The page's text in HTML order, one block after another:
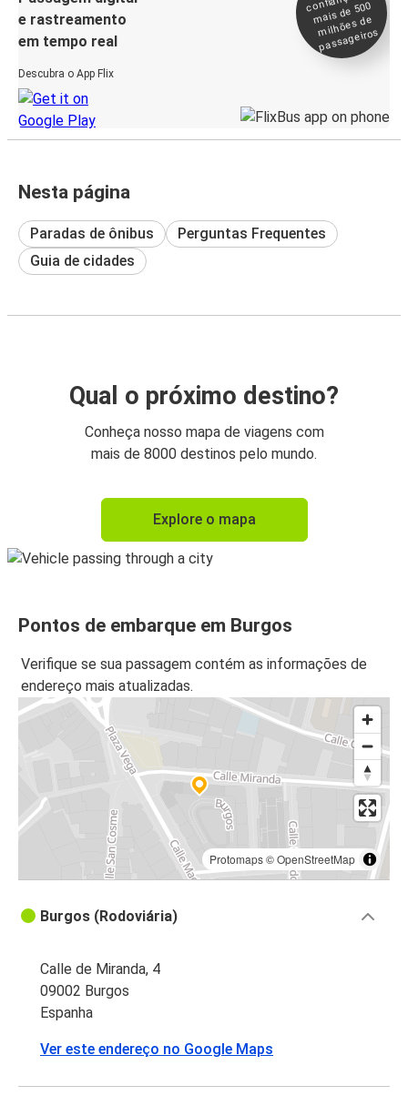
e rastreamento
em tempo real
Descubra o App Flix
mais de 500
milhões de
passageiros
Nesta página
Paradas de ônibus
Perguntas Frequentes
Guia de cidades
Qual o próximo destino?
Conheça nosso mapa de viagens com
mais de 8000 destinos pelo mundo.
Explore o mapa
Pontos de embarque em Burgos
Verifique se sua passagem contém as informações de
endereço mais atualizadas.
Protomaps©OpenStreetMap
Burgos (Rodoviária)
Calle de Miranda, 4
09002 Burgos
Espanha
Ver este endereço no Google Maps